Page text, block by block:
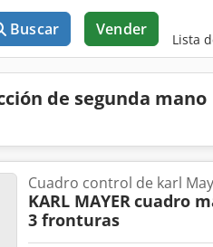
Buscar Vender
Lista
de segunda mano
Cuadro control de karl
KARL MAYERcuadro
3 fronturas